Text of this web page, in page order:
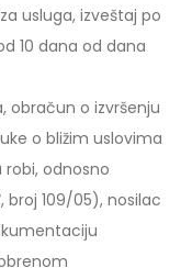
usluga, izveštaj po
10 dana od dana
obračun o izvršenju
o bližim uslovima
odnosno
broj 109/05), nosilac